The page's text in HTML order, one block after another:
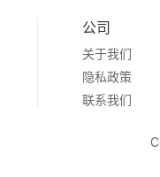
公司
关于我们
隐私政策
联系我们